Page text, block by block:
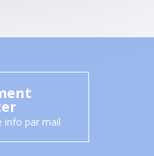
info par mail